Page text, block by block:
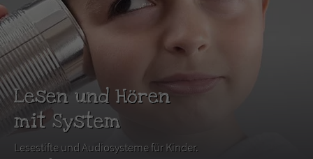
Lesen und Hören
mit System
Lesestifte und Audiosysteme für Kinder.